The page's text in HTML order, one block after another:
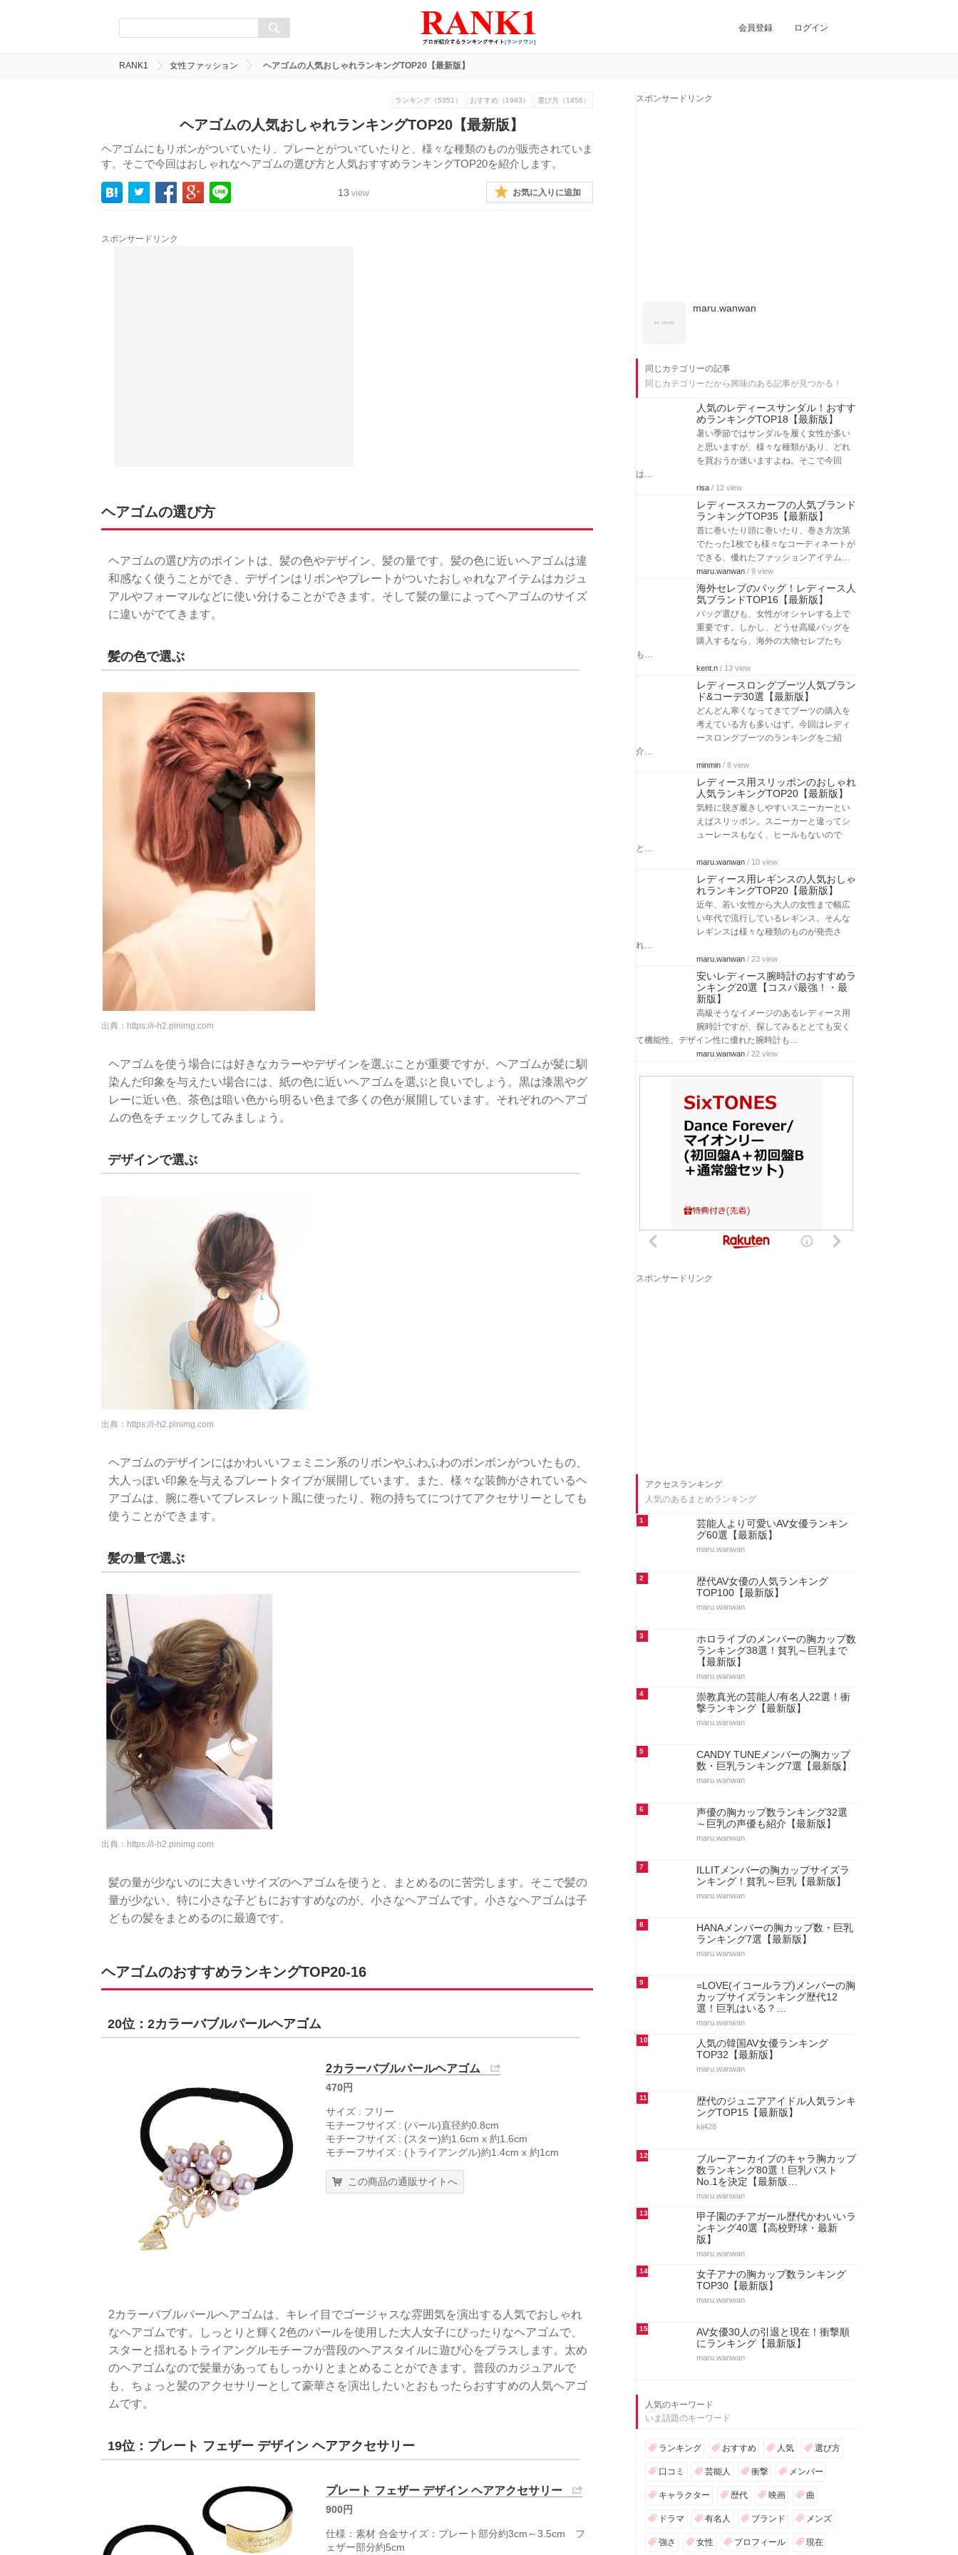
会員登録 ログイン
RANK1 女性ファッション ヘアゴムの人気おしゃれランキングTOP20【最新版】
ランキング（5351） おすすめ（1983） 選び方（1456）
ヘアゴムの人気おしゃれランキングTOP20【最新版】
ヘアゴムにもリボンがついていたり、プレーとがついていたりと、様々な種類のものが販売されていま
す。そこで今回はおしゃれなヘアゴムの選び方と人気おすすめランキングTOP20を紹介します。
13 view お気に入りに追加
スポンサードリンク
ヘアゴムの選び方
ヘアゴムの選び方のポイントは、髪の色やデザイン、髪の量です。髪の色に近いヘアゴムは違
和感なく使うことができ、デザインはリボンやプレートがついたおしゃれなアイテムはカジュ
アルやフォーマルなどに使い分けることができます。そして髪の量によってヘアゴムのサイズ
に違いがでてきます。
髪の色で選ぶ
出典： https://i-h2.pinimg.com
ヘアゴムを使う場合には好きなカラーやデザインを選ぶことが重要ですが、ヘアゴムが髪に馴
染んだ印象を与えたい場合には、紙の色に近いヘアゴムを選ぶと良いでしょう。黒は漆黒やグ
レーに近い色、茶色は暗い色から明るい色まで多くの色が展開しています。それぞれのヘアゴ
ムの色をチェックしてみましょう。
デザインで選ぶ
出典： https://i-h2.pinimg.com
ヘアゴムのデザインにはかわいいフェミニン系のリボンやふわふわのボンボンがついたもの、
大人っぽい印象を与えるプレートタイプが展開しています。また、様々な装飾がされているヘ
アゴムは、腕に巻いてブレスレット風に使ったり、鞄の持ちてにつけてアクセサリーとしても
使うことができます。
髪の量で選ぶ
出典： https://i-h2.pinimg.com
髪の量が少ないのに大きいサイズのヘアゴムを使うと、まとめるのに苦労します。そこで髪の
量が少ない、特に小さな子どもにおすすめなのが、小さなヘアゴムです。小さなヘアゴムは子
どもの髪をまとめるのに最適です。
ヘアゴムのおすすめランキングTOP20-16
20位：2カラーバブルパールヘアゴム
2カラーバブルパールヘアゴム
470円
サイズ : フリー
モチーフサイズ : (パール)直径約0.8cm
モチーフサイズ : (スター)約1.6cm x 約1.6cm
モチーフサイズ : (トライアングル)約1.4cm x 約1cm
この商品の通販サイトへ
2カラーバブルパールヘアゴムは、キレイ目でゴージャスな雰囲気を演出する人気でおしゃれ
なヘアゴムです。しっとりと輝く2色のパールを使用した大人女子にぴったりなヘアゴムで、
スターと揺れるトライアングルモチーフが普段のヘアスタイルに遊び心をプラスします。太め
のヘアゴムなので髪量があってもしっかりとまとめることができます。普段のカジュアルで
も、ちょっと髪のアクセサリーとして豪華さを演出したいとおもったらおすすめの人気ヘアゴ
ムです。
19位：プレート フェザー デザイン ヘアアクセサリー
プレート フェザー デザイン ヘアアクセサリー
900円
仕様：素材 合金サイズ：プレート部分約3cm～3.5cm フ
ェザー部分約5cm
スポンサードリンク
maru.wanwan
同じカテゴリーの記事
同じカテゴリーだから興味のある記事が見つかる！
人気のレディースサンダル！おすす
めランキングTOP18【最新版】
暑い季節ではサンダルを履く女性が多い
と思いますが、様々な種類があり、どれ
を買おうか迷いますよね。そこで今回
は…
risa / 12 view
レディーススカーフの人気ブランド
ランキングTOP35【最新版】
首に巻いたり頭に巻いたり、巻き方次第
でたった1枚でも様々なコーディネートが
できる、優れたファッションアイテム…
maru.wanwan / 9 view
海外セレブのバッグ！レディース人
気ブランドTOP16【最新版】
バッグ選びも、女性がオシャレする上で
重要です。しかし、どうせ高級バッグを
購入するなら、海外の大物セレブたち
も…
kent.n / 13 view
レディースロングブーツ人気ブラン
ド&コーデ30選【最新版】
どんどん寒くなってきてブーツの購入を
考えている方も多いはず。今回はレディ
ースロングブーツのランキングをご紹
介…
minmin / 8 view
レディース用スリッポンのおしゃれ
人気ランキングTOP20【最新版】
気軽に脱ぎ履きしやすいスニーカーとい
えばスリッポン。スニーカーと違ってシ
ューレースもなく、ヒールもないので
と…
maru.wanwan / 10 view
レディース用レギンスの人気おしゃ
れランキングTOP20【最新版】
近年、若い女性から大人の女性まで幅広
い年代で流行しているレギンス。そんな
レギンスは様々な種類のものが発売さ
れ…
maru.wanwan / 23 view
安いレディース腕時計のおすすめラ
ンキング20選【コスパ最強！・最
新版】
高級そうなイメージのあるレディース用
腕時計ですが、探してみるととても安く
て機能性、デザイン性に優れた腕時計も…
maru.wanwan / 22 view
スポンサードリンク
アクセスランキング
人気のあるまとめランキング
1
芸能人より可愛いAV女優ランキン
グ60選【最新版】
maru.wanwan
2
歴代AV女優の人気ランキング
TOP100【最新版】
maru.wanwan
3
ホロライブのメンバーの胸カップ数
ランキング38選！貧乳～巨乳まで
【最新版】
maru.wanwan
4
崇教真光の芸能人/有名人22選！衝
撃ランキング【最新版】
maru.wanwan
5
CANDY TUNEメンバーの胸カップ
数・巨乳ランキング7選【最新版】
maru.wanwan
6
声優の胸カップ数ランキング32選
～巨乳の声優も紹介【最新版】
maru.wanwan
7
ILLITメンバーの胸カップサイズラ
ンキング！貧乳～巨乳【最新版】
maru.wanwan
8
HANAメンバーの胸カップ数・巨乳
ランキング7選【最新版】
maru.wanwan
9
=LOVE(イコールラブ)メンバーの胸
カップサイズランキング歴代12
選！巨乳はいる？…
maru.wanwan
10
人気の韓国AV女優ランキング
TOP32【最新版】
maru.wanwan
11
歴代のジュニアアイドル人気ランキ
ングTOP15【最新版】
kii428
12
ブルーアーカイブのキャラ胸カップ
数ランキング80選！巨乳バスト
No.1を決定【最新版…
maru.wanwan
13
甲子園のチアガール歴代かわいいラ
ンキング40選【高校野球・最新
版】
maru.wanwan
14
女子アナの胸カップ数ランキング
TOP30【最新版】
maru.wanwan
15
AV女優30人の引退と現在！衝撃順
にランキング【最新版】
maru.wanwan
人気のキーワード
いま話題のキーワード
ランキング おすすめ 人気 選び方
口コミ 芸能人 衝撃 メンバー
キャラクター 歴代 映画 曲
ドラマ 有名人 ブランド メンズ
強さ 女性 プロフィール 現在